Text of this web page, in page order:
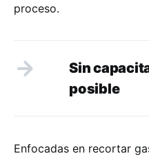
proceso.
Sin
posible
Enfocadas en recortar